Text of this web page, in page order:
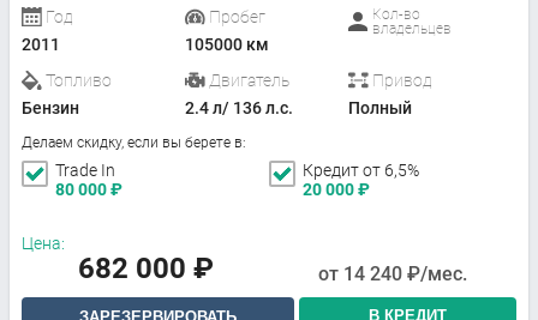
Год
2011
Пробег
105000 км
Кол-во
владельцев
Топливо
Бензин
Двигатель
2.4 л/ 136 л.с.
Привод
Полный
Делаем скидку, если вы берете в:
Trade In
80 000₽
Кредит от 6,5%
20 000₽
Цена:
682 000 ₽ от 14 240 ₽/мес.
В КРЕДИТ